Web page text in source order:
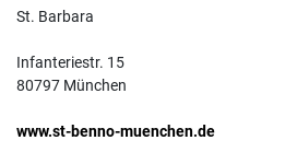
St. Barbara
Infanteriestr. 15
80797 München
www.st-benno-muenchen.de